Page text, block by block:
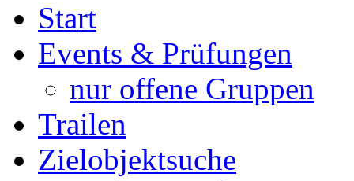
Start
Events & Prüfungen
nur offene Gruppen
Trailen
Zielobjektsuche